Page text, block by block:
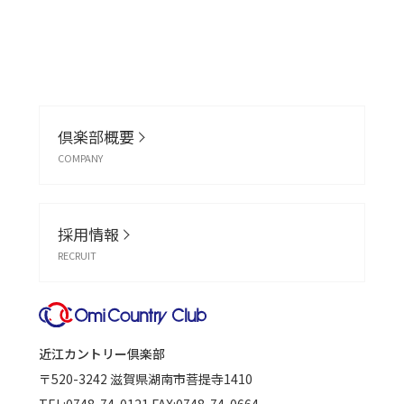
倶楽部概要
COMPANY
採用情報
RECRUIT
近江カントリー倶楽部
〒520-3242 滋賀県湖南市菩提寺1410